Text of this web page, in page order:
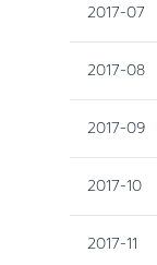
2017-07
2017-08
2017-09
2017-10
2017-11